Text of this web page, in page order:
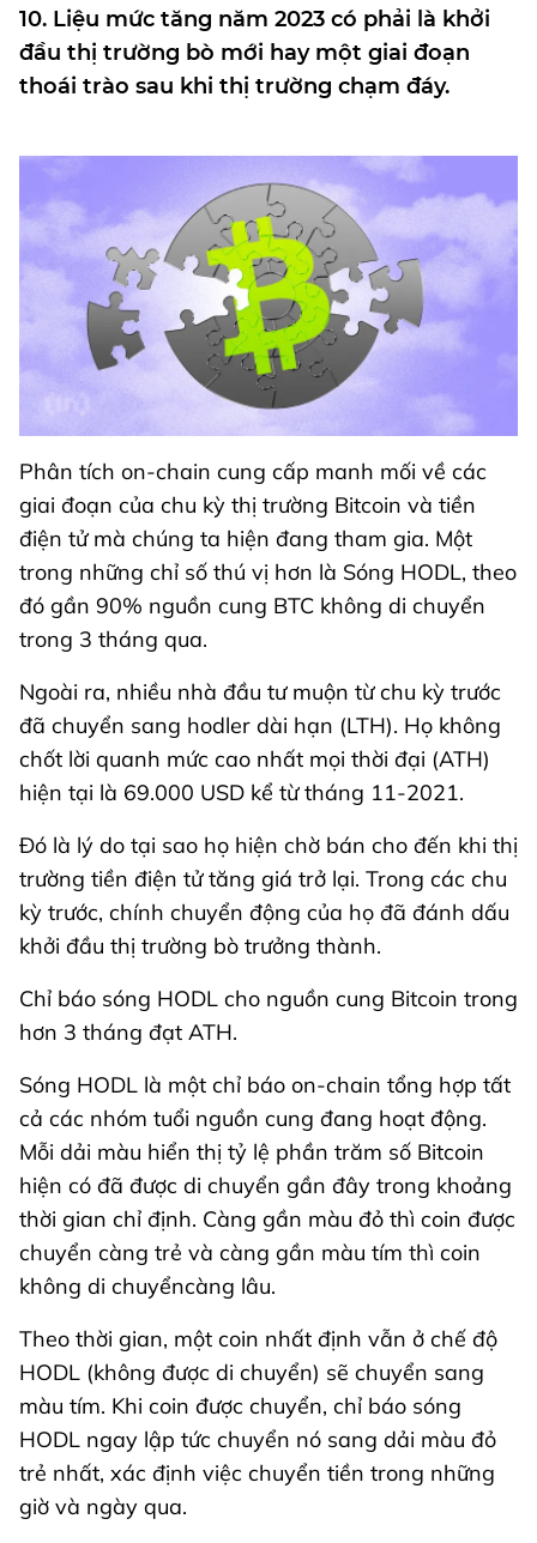
10. Liệu mức tăng năm 2023 có phải là khởi
đầu thị trường bò mới hay một giai đoạn
thoái trào sau khi thị trường chạm đáy.
Phân tích on-chain cung cấp manh mối về các
giai đoạn của chu kỳ thị trường Bitcoin và tiền
điện tử mà chúng ta hiện đang tham gia. Một
trong những chỉ số thú vị hơn là Sóng HODL, theo
đó gần 90% nguồn cung BTC không di chuyển
trong 3 tháng qua.
Ngoài ra, nhiều nhà đầu tư muộn từ chu kỳ trước
đã chuyển sang hodler dài hạn (LTH). Họ không
chốt lời quanh mức cao nhất mọi thời đại (ATH)
hiện tại là 69.000 USD kể từ tháng 11-2021.
Đó là lý do tại sao họ hiện chờ bán cho đến khi thị
trường tiền điện tử tăng giá trở lại. Trong các chu
kỳ trước, chính chuyển động của họ đã đánh dấu
khởi đầu thị trường bò trưởng thành.
Chỉ báo sóng HODL cho nguồn cung Bitcoin trong
hơn 3 tháng đạt ATH.
Sóng HODL là một chỉ báo on-chain tổng hợp tất
cả các nhóm tuổi nguồn cung đang hoạt động.
Mỗi dải màu hiển thị tỷ lệ phần trăm số Bitcoin
hiện có đã được di chuyển gần đây trong khoảng
thời gian chỉ định. Càng gần màu đỏ thì coin được
chuyển càng trẻ và càng gần màu tím thì coin
không di chuyểncàng lâu.
Theo thời gian, một coin nhất định vẫn ở chế độ
HODL (không được di chuyển) sẽ chuyển sang
màu tím. Khi coin được chuyển, chỉ báo sóng
HODL ngay lập tức chuyển nó sang dải màu đỏ
trẻ nhất, xác định việc chuyển tiền trong những
giờ và ngày qua.